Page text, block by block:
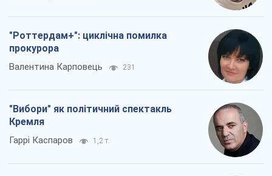
"Роттердам+": циклічна помилка
прокурора
Валентина Карповець 231
"Вибори" як політичний спектакль
Кремля
Гаррі Каспаров 1,2 т.